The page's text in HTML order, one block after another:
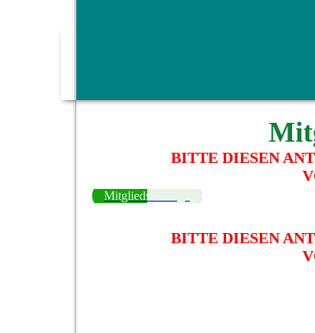
BITTE DIESEN
Mitgliedsbeiträge
BITTE DIESEN